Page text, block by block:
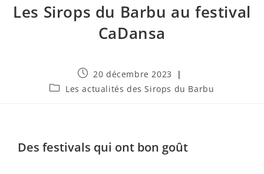
Les Sirops du Barbu au festival
CaDansa
20 décembre 2023
Les actualités des Sirops du Barbu
Des festivals qui ont bon goût